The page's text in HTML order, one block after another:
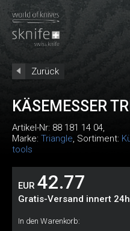
Zurück
KÄSEMESSER
Artikel-Nr: 88 181 14 04,
Marke: Triangle, Sortiment:
tools
EUR 42.77
Gratis-Versand innert 24h
In den Warenkorb: